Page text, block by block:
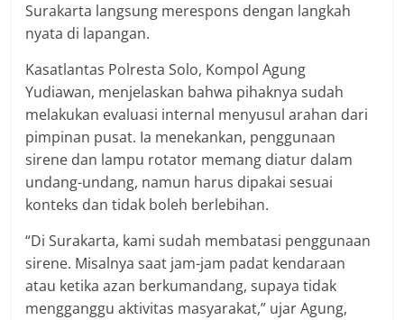
Surakarta langsung merespons dengan langkah
nyata di lapangan.
Kasatlantas Polresta Solo, Kompol Agung
Yudiawan, menjelaskan bahwa pihaknya sudah
melakukan evaluasi internal menyusul arahan dari
pimpinan pusat. Ia menekankan, penggunaan
sirene dan lampu rotator memang diatur dalam
undang-undang, namun harus dipakai sesuai
konteks dan tidak boleh berlebihan.
“Di Surakarta, kami sudah membatasi penggunaan
sirene. Misalnya saat jam-jam padat kendaraan
atau ketika azan berkumandang, supaya tidak
mengganggu aktivitas masyarakat,” ujar Agung,